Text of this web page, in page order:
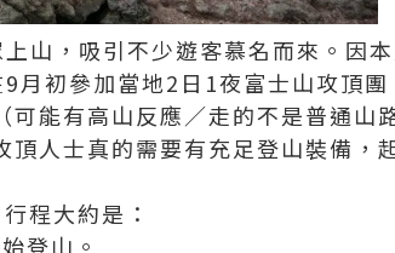
山，吸引不少遊客慕名而來。因
月初參加當地2日1夜富士山攻頂團
能有高山反應／走的不是普通山
人士真的需要有充足登山裝備，
程大約是：
登山。